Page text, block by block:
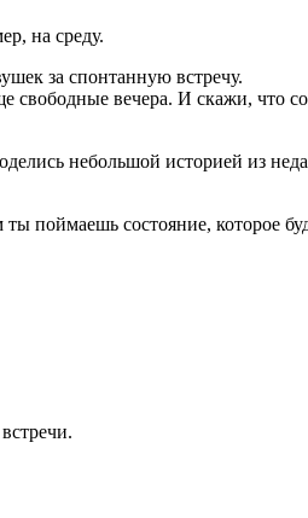
на среду.
за спонтанную встречу.
свободные вечера. И скажи, что
небольшой историей из
поймаешь состояние, которое